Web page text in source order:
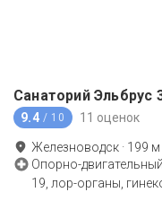
Санаторий Эльбрус
9.4 / 10 11 оценок
Железноводск · 199 м
Опорно-
19, лор-органы,